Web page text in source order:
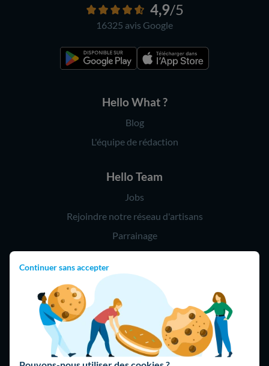
Continuer sans accepter
4,9/5
16325 avis Google
Hello What ?
Blog
L'équipe de rédaction
Hello Team
Jobs
Rejoindre notre réseau d'artisans
Parrainage
Hello !
09 75 18 60 60
(8h-21h)
75018 Paris